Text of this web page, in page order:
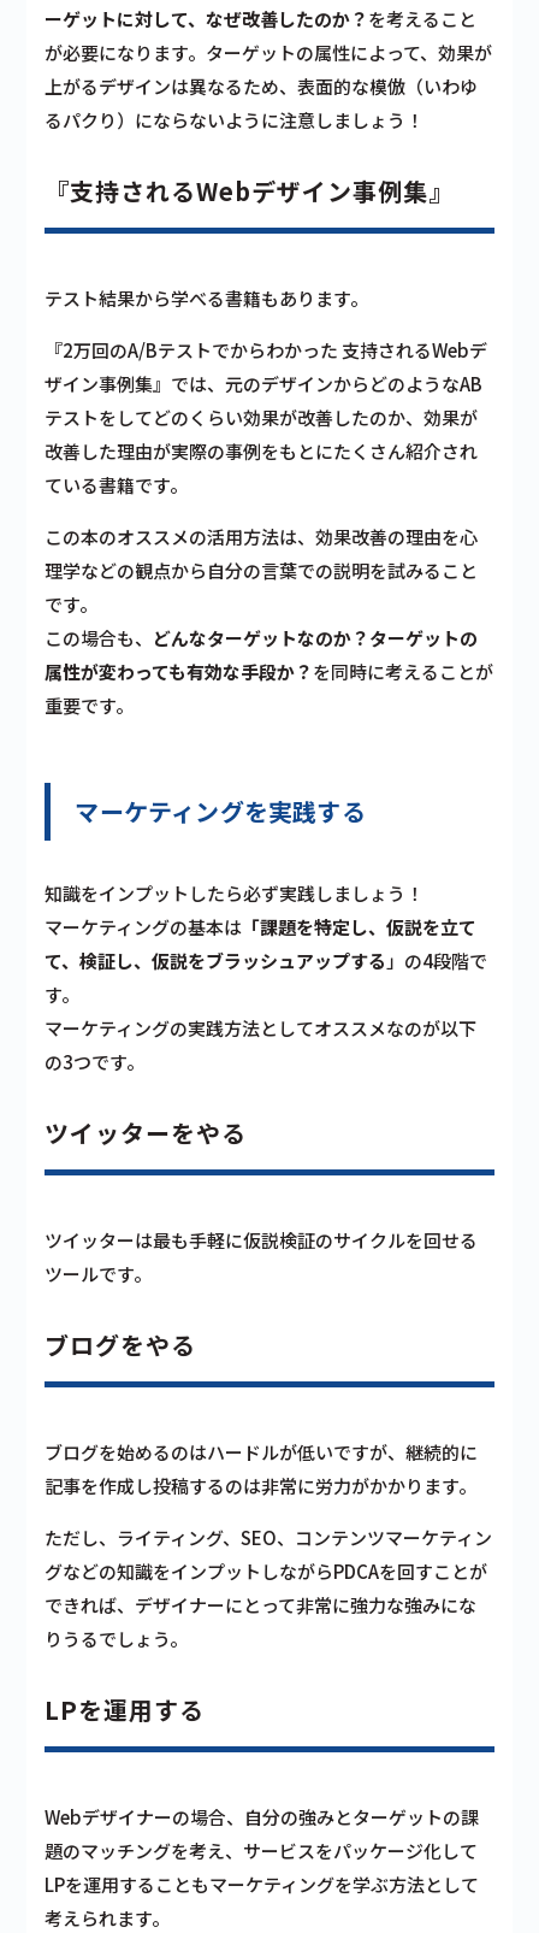
ーゲットに対して、なぜ改善したのか？を考えること
が必要になります。ターゲットの属性によって、効果が
上がるデザインは異なるため、表面的な模倣（いわゆ
るパクり）にならないように注意しましょう！
『支持されるWebデザイン事例集』
テスト結果から学べる書籍もあります。
『2万回のA/Bテストでからわかった 支持されるWebデ
ザイン事例集』では、元のデザインからどのようなAB
テストをしてどのくらい効果が改善したのか、効果が
改善した理由が実際の事例をもとにたくさん紹介され
ている書籍です。
この本のオススメの活用方法は、効果改善の理由を心
理学などの観点から自分の言葉での説明を試みること
です。
この場合も、 どんなターゲットなのか？ターゲットの
属性が変わっても有効な手段か？を同時に考えることが
重要です。
マーケティングを実践する
知識をインプットしたら必ず実践しましょう！
マーケティングの基本は 「課題を特定し、仮説を立て
て、検証し、仮説をブラッシュアップする」の4段階で
す。
マーケティングの実践方法としてオススメなのが以下
の3つです。
ツイッターをやる
ツイッターは最も手軽に仮説検証のサイクルを回せる
ツールです。
ブログをやる
ブログを始めるのはハードルが低いですが、継続的に
記事を作成し投稿するのは非常に労力がかかります。
ただし、ライティング、SEO、コンテンツマーケティン
グなどの知識をインプットしながらPDCAを回すことが
できれば、デザイナーにとって非常に強力な強みにな
りうるでしょう。
LPを運用する
Webデザイナーの場合、自分の強みとターゲットの課
題のマッチングを考え、サービスをパッケージ化して
LPを運用することもマーケティングを学ぶ方法として
考えられます。